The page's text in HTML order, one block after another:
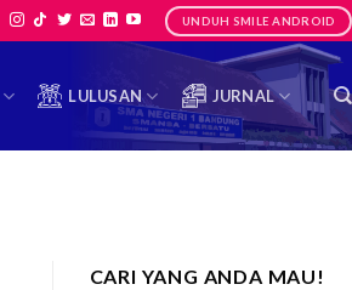
UNDUH SMILE ANDROID
LULUSAN JURNAL
CARI YANG ANDA MAU!